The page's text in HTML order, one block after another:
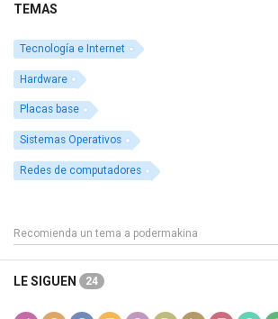
TEMAS
Tecnología e Internet
Hardware
Placas base
Sistemas Operativos
Redes de computadores
LE SIGUEN 24